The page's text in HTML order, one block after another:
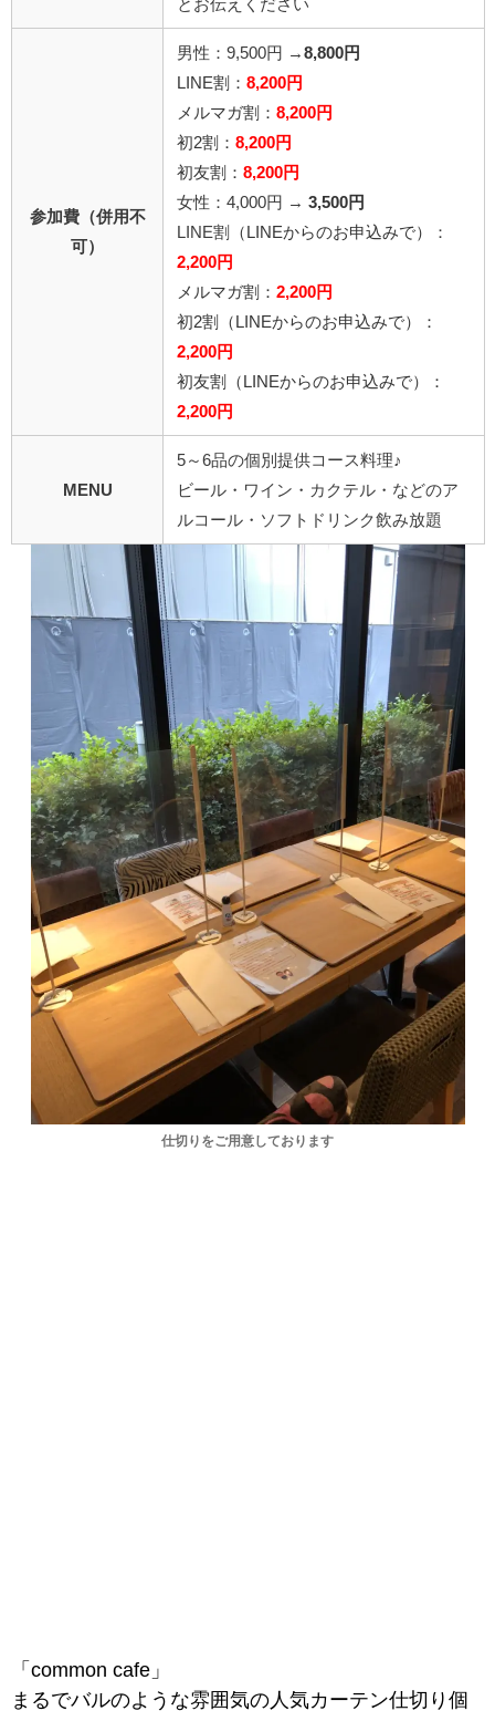
とお伝えください
参加費（併用不
可）
男性：9,500円 → 8,800円
LINE割： 8,200円
メルマガ割： 8,200円
初2割： 8,200円
初友割： 8,200円
女性：4,000円 → 3,500円
LINE割
（LINEからのお申込みで）
：
2,200円
メルマガ割： 2,200円
初2割
（LINEからのお申込みで）
：
2,200円
初友割
（LINEからのお申込みで）
：
2,200円
MENU
5～6品の個別提供コース料理♪
ビール・ワイン・カクテル・などのア
ルコール・ソフトドリンク飲み放題
仕切りをご用意しております
「common cafe」
まるでバルのような雰囲気の人気カーテン仕切り個